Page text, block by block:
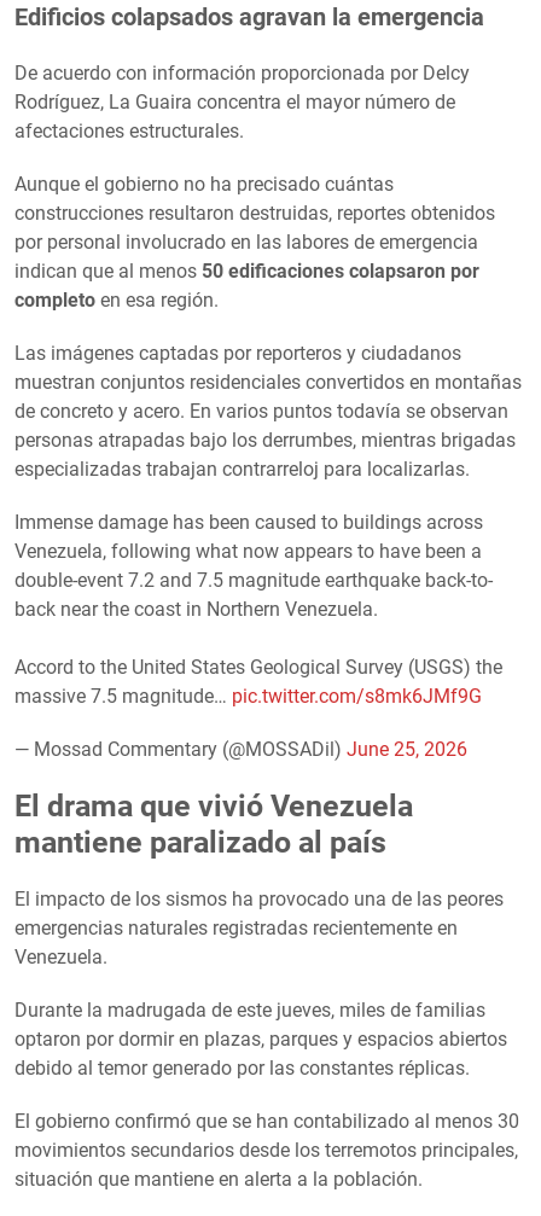
Edificios colapsados agravan la emergencia
De acuerdo con información proporcionada por Delcy
Rodríguez, La Guaira concentra el mayor número de
afectaciones estructurales.
Aunque el gobierno no ha precisado cuántas
construcciones resultaron destruidas, reportes obtenidos
por personal involucrado en las labores de emergencia
indican que al menos 50 edificaciones colapsaron por
completo en esa región.
Las imágenes captadas por reporteros y ciudadanos
muestran conjuntos residenciales convertidos en montañas
de concreto y acero. En varios puntos todavía se observan
personas atrapadas bajo los derrumbes, mientras brigadas
especializadas trabajan contrarreloj para localizarlas.
Immense damage has been caused to buildings across
Venezuela, following what now appears to have been a
double-event 7.2 and 7.5 magnitude earthquake back-to-
back near the coast in Northern Venezuela.
Accord to the United States Geological Survey (USGS) the
massive 7.5 magnitude… pic.twitter.com/s8mk6JMf9G
— Mossad Commentary (@MOSSADil) June 25, 2026
El drama que vivió Venezuela
mantiene paralizado al país
El impacto de los sismos ha provocado una de las peores
emergencias naturales registradas recientemente en
Venezuela.
Durante la madrugada de este jueves, miles de familias
optaron por dormir en plazas, parques y espacios abiertos
debido al temor generado por las constantes réplicas.
El gobierno confirmó que se han contabilizado al menos 30
movimientos secundarios desde los terremotos principales,
situación que mantiene en alerta a la población.